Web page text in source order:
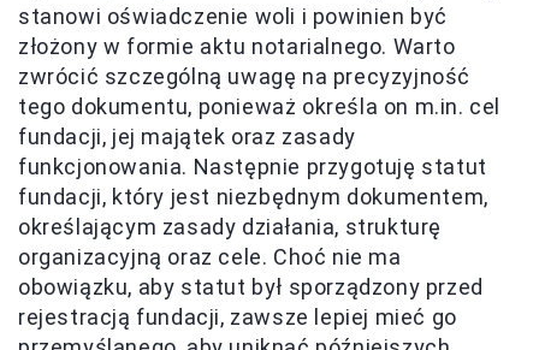
stanowi oświadczenie woli i powinien być
złożony w formie aktu notarialnego. Warto
zwrócić szczególną uwagę na precyzyjność
tego dokumentu, ponieważ określa on m.in. cel
fundacji, jej majątek oraz zasady
funkcjonowania. Następnie przygotuję statut
fundacji, który jest niezbędnym dokumentem,
określającym zasady działania, strukturę
organizacyjną oraz cele. Choć nie ma
obowiązku, aby statut był sporządzony przed
rejestracją fundacji, zawsze lepiej mieć go